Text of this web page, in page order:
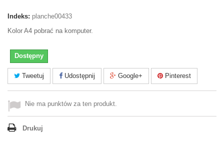
Indeks: planche00433
Kolor A4 pobrać na komputer.
Dostępny
Tweetuj Udostępnij Google+ Pinterest
Nie ma punktów za ten produkt.
Drukuj